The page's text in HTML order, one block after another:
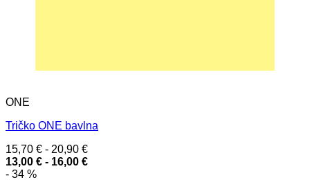
ONE
Tričko ONE bavlna
15,70 € - 20,90 €
13,00 € - 16,00 €
- 34 %